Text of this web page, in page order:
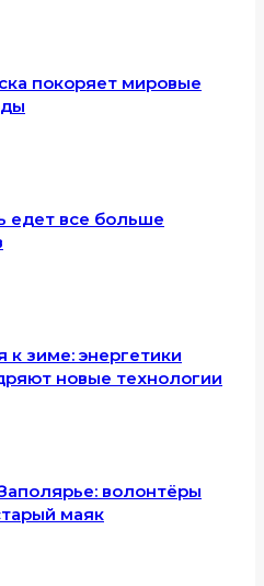
покоряет мировые
едет все больше
к зиме: энергетики
новые технологии
волонтёры
маяк